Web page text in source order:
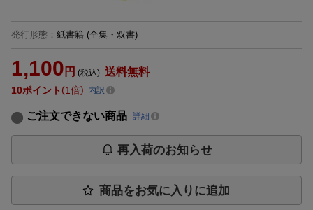
発行形態 ： 紙書籍 (全集・双書)
1,100 円 (税込) 送料無料
10ポイント 1倍 内訳
ご注文できない商品 詳細
再入荷のお知らせ
商品をお気に入りに追加